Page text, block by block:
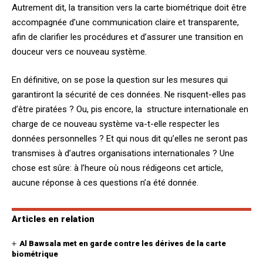
Autrement dit, la transition vers la carte biométrique doit être
accompagnée d’une communication claire et transparente,
afin de clarifier les procédures et d’assurer une transition en
douceur vers ce nouveau système.
En définitive, on se pose la question sur les mesures qui
garantiront la sécurité de ces données. Ne risquent-elles pas
d’être piratées ? Ou, pis encore, la structure internationale en
charge de ce nouveau système va-t-elle respecter les
données personnelles ? Et qui nous dit qu’elles ne seront pas
transmises à d’autres organisations internationales ? Une
chose est sûre: à l’heure où nous rédigeons cet article,
aucune réponse à ces questions n’a été donnée.
Articles en relation
Al Bawsala met en garde contre les dérives de la carte
biométrique